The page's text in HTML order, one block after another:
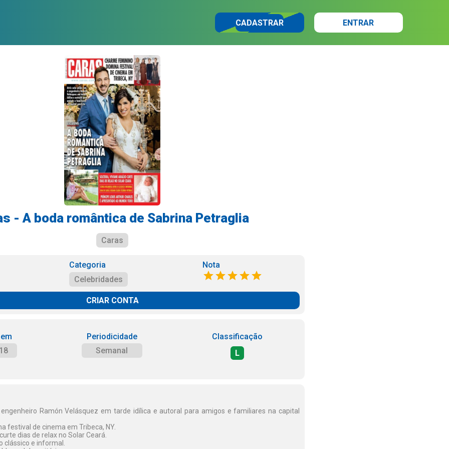
CADASTRAR ENTRAR
- A boda romântica de Sabrina Petraglia
Caras
Categoria
Celebridades
Nota
CRIAR CONTA
Periodicidade
Semanal
Classificação
L
Ramón Velásquez em tarde idílica e autoral para amigos e familiares na capital
festival de cinema em Tribeca, NY.
dias de relax no Solar Ceará.
clássico e informal.